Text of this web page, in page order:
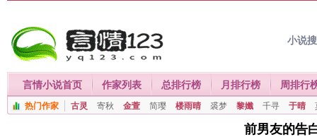
小说
言情小说首页 作家列表 总排行榜 月排行榜 周排行
热门作家 古灵 寄秋 金萱 简璎 楼雨晴 裘梦 黎孅 千寻 于晴
前男友的告